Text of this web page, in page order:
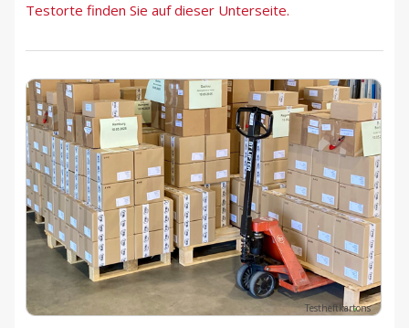
Testorte finden Sie auf dieser Unterseite.
Testheftkartons